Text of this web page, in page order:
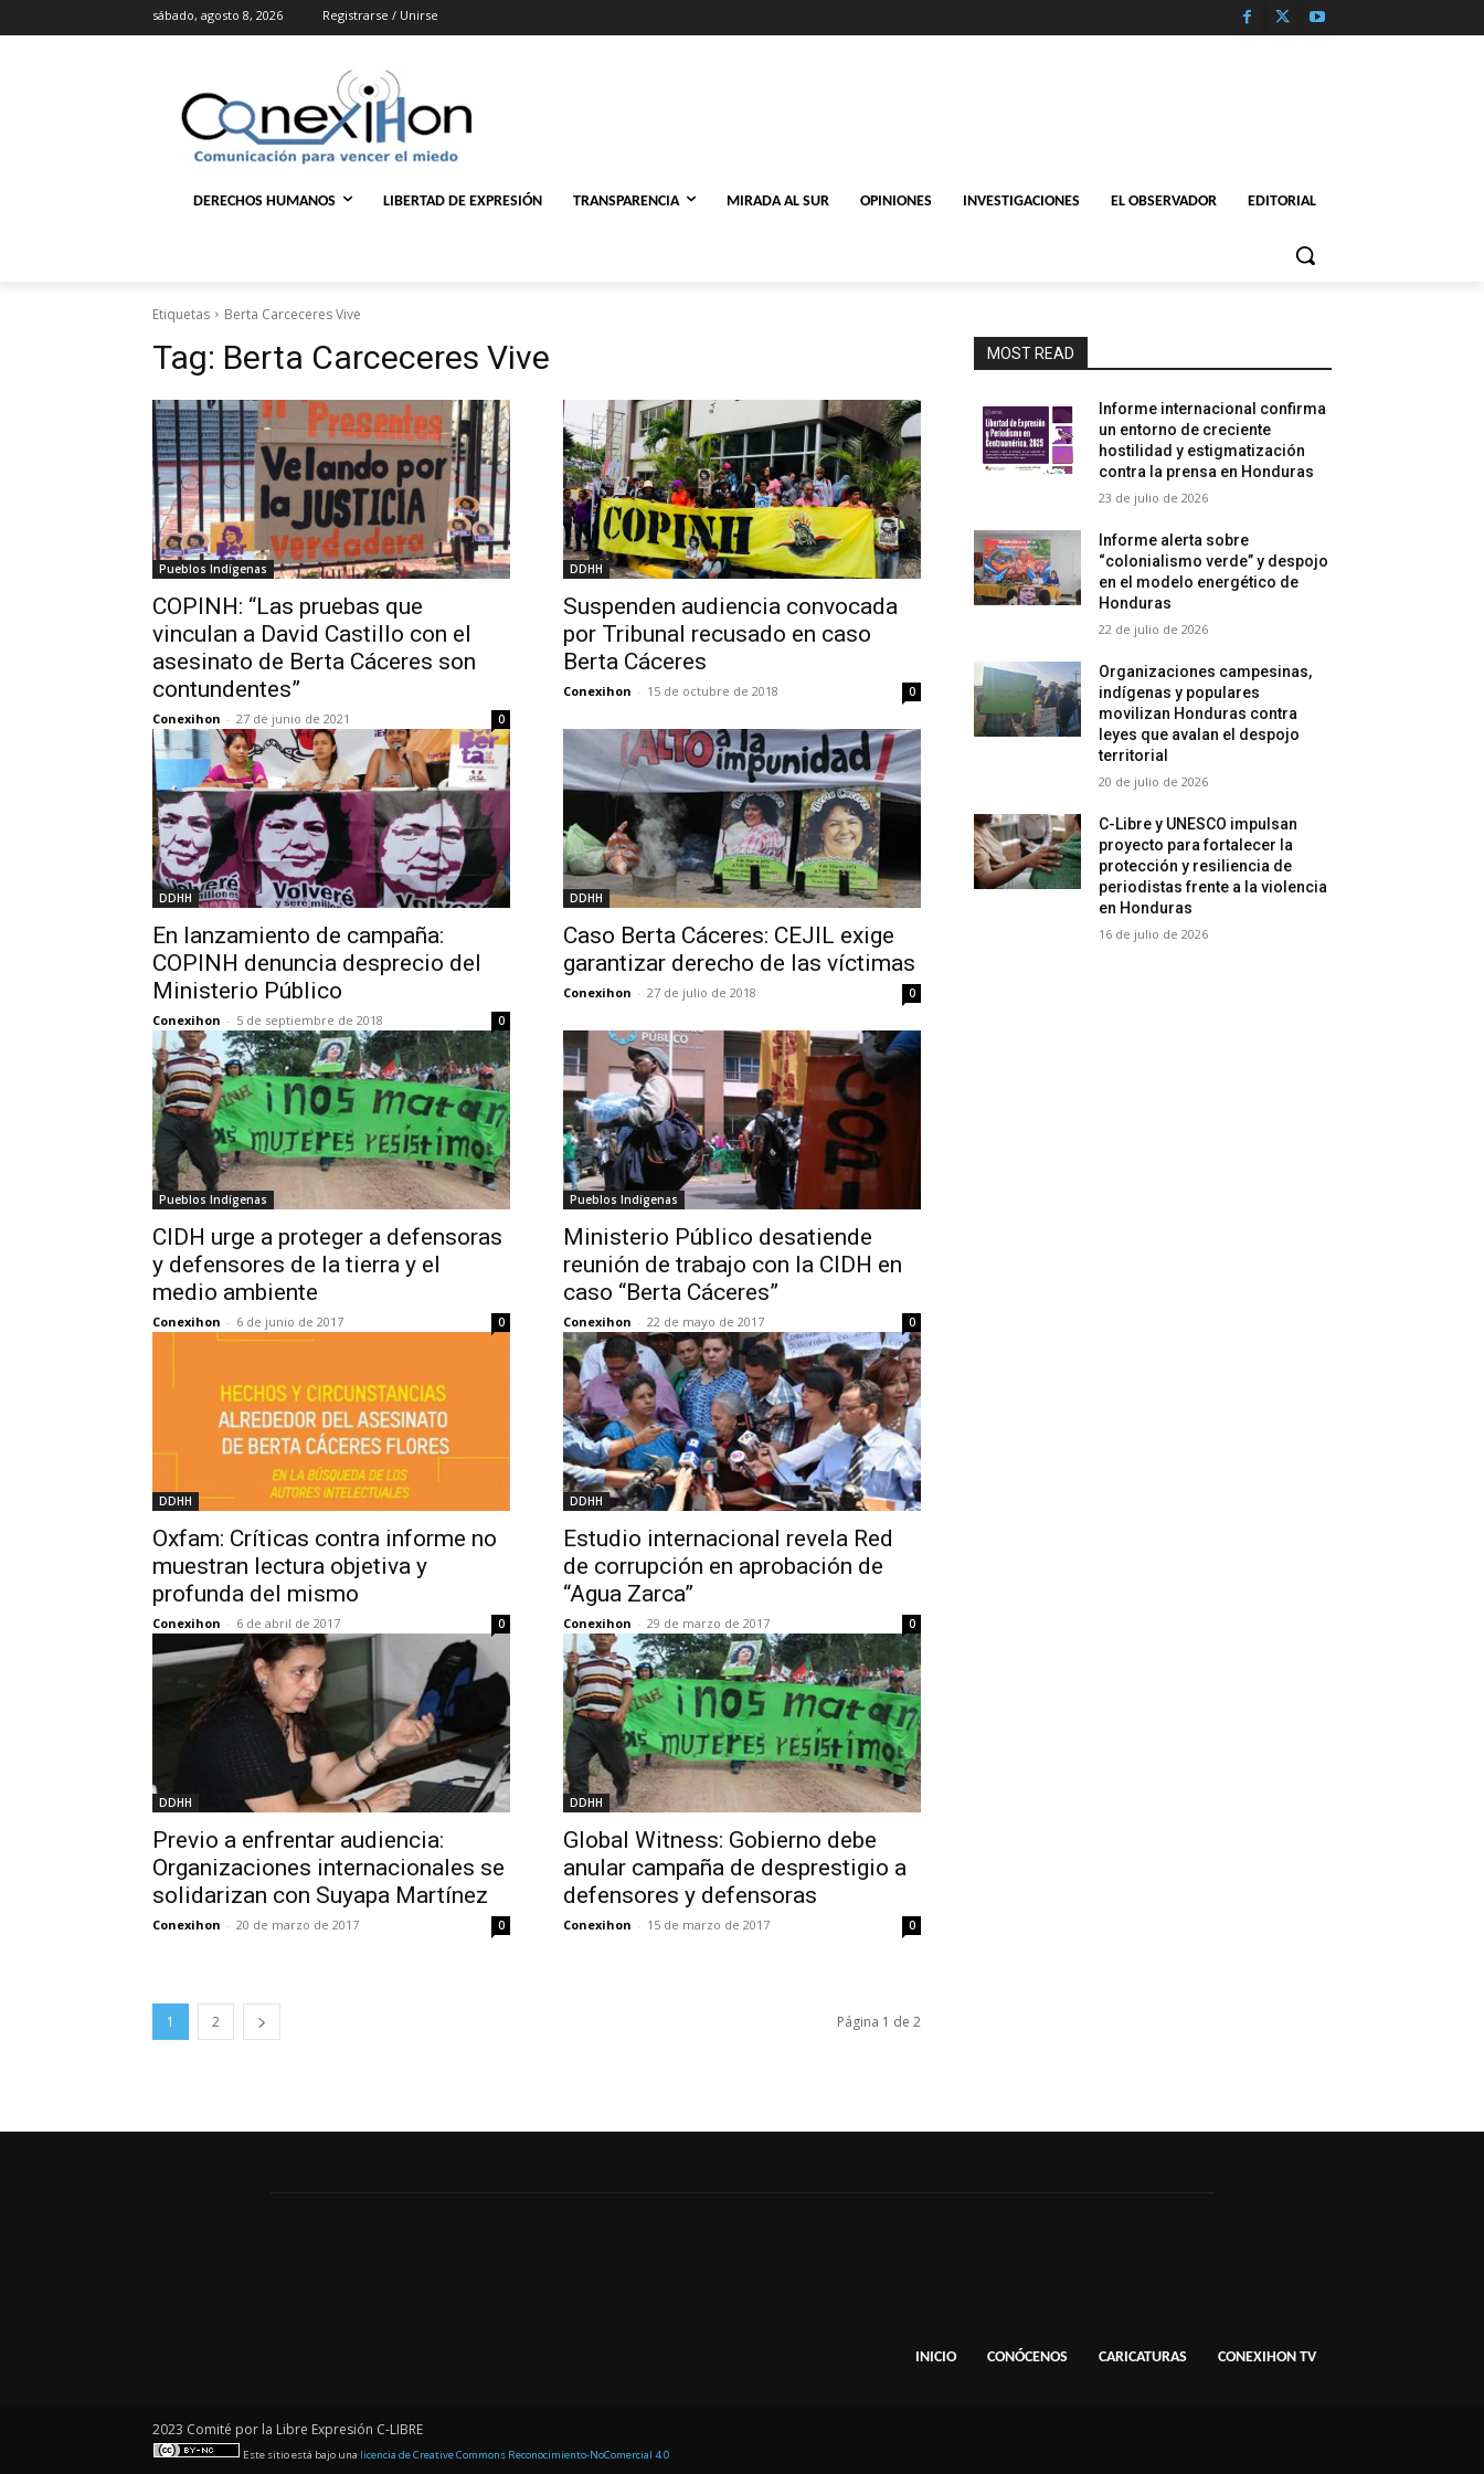
sábado, agosto 8, 2026 Registrarse / Unirse
DERECHOS HUMANOS LIBERTAD DE EXPRESIÓN TRANSPARENCIA MIRADA AL SUR OPINIONES INVESTIGACIONES EL OBSERVADOR EDITORIAL
Etiquetas Berta Carceceres Vive
Tag: Berta Carceceres Vive
Pueblos Indígenas
COPINH: “Las pruebas que
vinculan a David Castillo con el
asesinato de Berta Cáceres son
contundentes”
Conexihon - 27 de junio de 2021 0
DDHH
Suspenden audiencia convocada
por Tribunal recusado en caso
Berta Cáceres
Conexihon - 15 de octubre de 2018 0
DDHH
En lanzamiento de campaña:
COPINH denuncia desprecio del
Ministerio Público
Conexihon - 5 de septiembre de 2018 0
DDHH
Caso Berta Cáceres: CEJIL exige
garantizar derecho de las víctimas
Conexihon - 27 de julio de 2018 0
Pueblos Indígenas
CIDH urge a proteger a defensoras
y defensores de la tierra y el
medio ambiente
Conexihon - 6 de junio de 2017 0
Pueblos Indígenas
Ministerio Público desatiende
reunión de trabajo con la CIDH en
caso “Berta Cáceres”
Conexihon - 22 de mayo de 2017 0
DDHH
Oxfam: Críticas contra informe no
muestran lectura objetiva y
profunda del mismo
Conexihon - 6 de abril de 2017 0
DDHH
Estudio internacional revela Red
de corrupción en aprobación de
“Agua Zarca”
Conexihon - 29 de marzo de 2017 0
DDHH
Previo a enfrentar audiencia:
Organizaciones internacionales se
solidarizan con Suyapa Martínez
Conexihon - 20 de marzo de 2017 0
DDHH
Global Witness: Gobierno debe
anular campaña de desprestigio a
defensores y defensoras
Conexihon - 15 de marzo de 2017 0
1 2 Página 1 de 2
MOST READ
Informe internacional confirma
un entorno de creciente
hostilidad y estigmatización
contra la prensa en Honduras
23 de julio de 2026
Informe alerta sobre
“colonialismo verde” y despojo
en el modelo energético de
Honduras
22 de julio de 2026
Organizaciones campesinas,
indígenas y populares
movilizan Honduras contra
leyes que avalan el despojo
territorial
20 de julio de 2026
C-Libre y UNESCO impulsan
proyecto para fortalecer la
protección y resiliencia de
periodistas frente a la violencia
en Honduras
16 de julio de 2026
INICIO CONÓCENOS CARICATURAS CONEXIHON TV
2023 Comité por la Libre Expresión C-LIBRE
Este sitio está bajo una licencia de Creative Commons Reconocimiento-NoComercial 4.0